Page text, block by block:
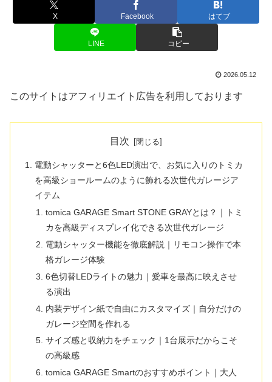
X Facebook はてブ
LINE コピー
2026.05.12
このサイトはアフィリエイト広告を利用しております
目次
電動シャッターと6色LED演出で、お気に入りのトミカ
を高級ショールームのように飾れる次世代ガレージア
イテム
tomica GARAGE Smart STONE GRAYとは？｜トミ
カを高級ディスプレイ化できる次世代ガレージ
電動シャッター機能を徹底解説｜リモコン操作で本
格ガレージ体験
6色切替LEDライトの魅力｜愛車を最高に映えさせ
る演出
内装デザイン紙で自由にカスタマイズ｜自分だけの
ガレージ空間を作れる
サイズ感と収納力をチェック｜1台展示だからこそ
の高級感
tomica GARAGE Smartのおすすめポイント｜大人